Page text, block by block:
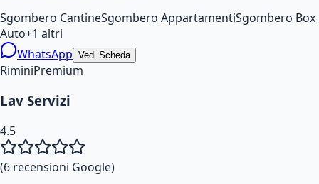
Sgombero CantineSgombero AppartamentiSgombero Box
Auto+1 altri
WhatsApp Vedi Scheda
RiminiPremium
Lav Servizi
4.5
(6 recensioni Google)